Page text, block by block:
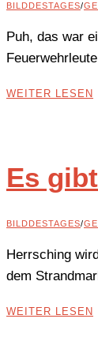
BILDDESTAGES/
Puh, das war
WEITER LESEN
Es
BILDDESTAGES/
Herrsching
dem
WEITER LESEN